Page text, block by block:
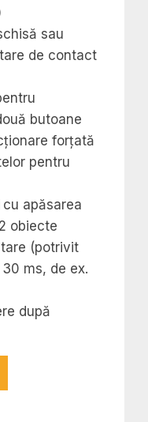
sau
de contact
butoane
forțată
pentru
apăsarea
obiecte
(potrivit
ms, de ex.
după